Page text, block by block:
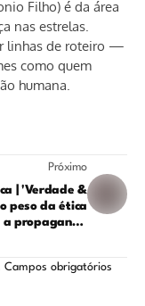
Filho) é da área
nas estrelas.
linhas de roteiro —
como quem
humana.
Próximo
| 'Verdade &
peso da ética
a propaganda
Campos obrigatórios